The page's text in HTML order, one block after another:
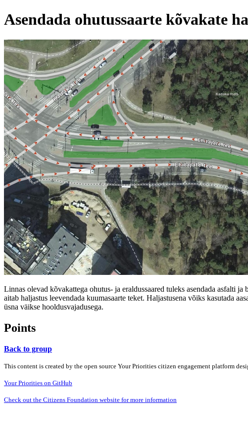
Asendada ohutussaarte kõvakate
Linnas olevad kõvakattega ohutus- ja eraldussaared tuleks asendada asfalti
aitab haljastus leevendada kuumasaarte teket. Haljastusena võiks kasutada
üsna väikse hooldusvajadusega.
Points
Back to group
This content is created by the open source Your Priorities citizen engagement platform
Your Priorities on GitHub
Check out the Citizens Foundation website for more information